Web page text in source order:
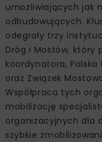
umożliwiających jak
odbudowujących.
odegrały trzy
Dróg i Mostów, który
koordynatora,
oraz Związek
Współpraca tych
mobilizację
organizacyjnych dla
szybkie